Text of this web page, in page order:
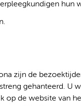
hun
zijn de
gehanteerd. U
op de website van